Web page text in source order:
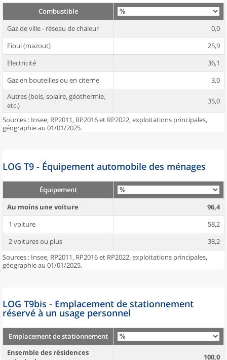
Combustible
Gaz de ville - réseau de chaleur
0,0
Fioul (mazout)
25,9
Electricité
36,1
Gaz en bouteilles ou en citerne
3,0
Autres (bois, solaire, géothermie,
etc.)
35,0
Sources : Insee, RP2011, RP2016 et RP2022, exploitations principales,
géographie au 01/01/2025.
LOG T9 - Équipement automobile des ménages
Équipement
Au moins une voiture
96,4
1 voiture
58,2
2 voitures ou plus
38,2
Sources : Insee, RP2011, RP2016 et RP2022, exploitations principales,
géographie au 01/01/2025.
LOG T9bis - Emplacement de stationnement
réservé à un usage personnel
Emplacement de stationnement
Ensemble des résidences
100,0